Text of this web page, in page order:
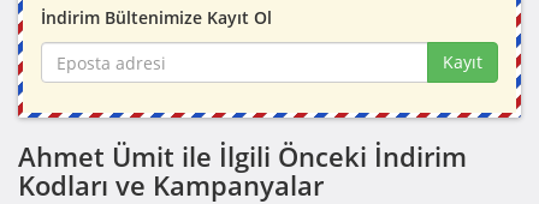
İndirim Bültenimize Kayıt Ol
Kayıt
Ahmet Ümit ile İlgili Önceki İndirim
Kodları ve Kampanyalar